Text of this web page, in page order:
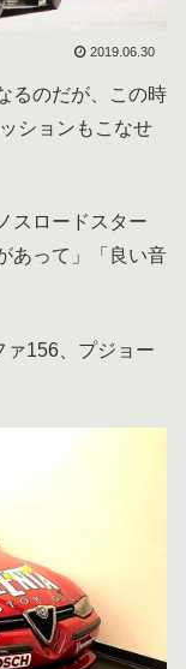
2019.06.30
るのだが、この時
ションもこなせ
スロードスター
あって」「良い音
156、プジョー